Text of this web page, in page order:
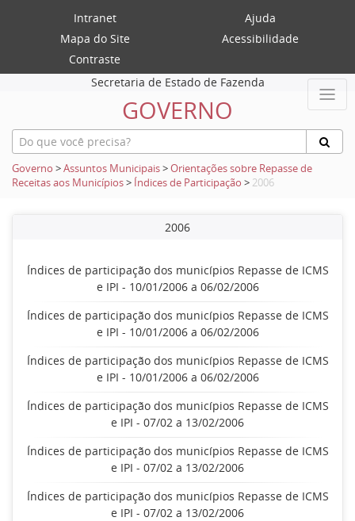
Intranet
Ajuda
Mapa do Site
Acessibilidade
Contraste
Secretaria de Estado de Fazenda
GOVERNO
Governo >Assuntos Municipais>Orientações sobre Repasse de
Receitas aos Municípios> Índices de Participação > 2006
2006
Índices de participação dos municípios Repasse de ICMS
e IPI - 10/01/2006 a 06/02/2006
Índices de participação dos municípios Repasse de ICMS
e IPI - 10/01/2006 a 06/02/2006
Índices de participação dos municípios Repasse de ICMS
e IPI - 10/01/2006 a 06/02/2006
Índices de participação dos municípios Repasse de ICMS
e IPI - 07/02 a 13/02/2006
Índices de participação dos municípios Repasse de ICMS
e IPI - 07/02 a 13/02/2006
Índices de participação dos municípios Repasse de ICMS
e IPI - 07/02 a 13/02/2006